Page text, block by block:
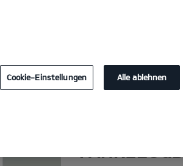
Cookie-Einstellungen Alle ablehnen